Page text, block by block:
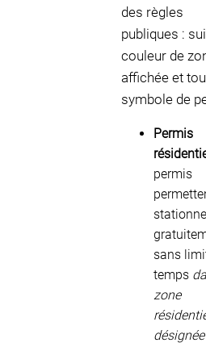
des règles
publiques :
couleur de
affichée et
symbole de
Permis
permis
sans
temps
zone
désignée